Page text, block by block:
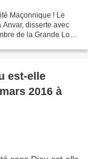
Maçonnique ! Le
disserte avec
de la Grande Loge
est-elle
2016 à